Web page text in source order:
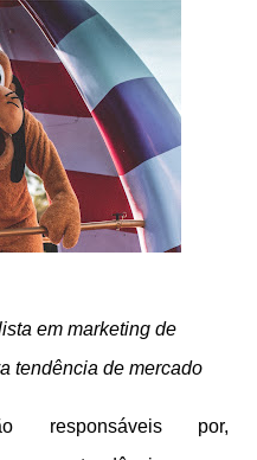
em marketing de
tendência de mercado
responsáveis por,